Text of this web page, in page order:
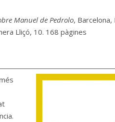
Manuel de Pedrolo, Barcelona,
Lliçó, 10. 168 pàgines